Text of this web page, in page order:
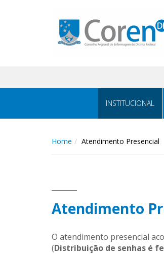
INSTITUCIONAL
Home Atendimento Presencial
Atendimento
O atendimento presencial
(Distribuição de senhas é